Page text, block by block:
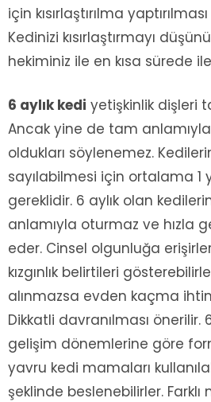
için kısırlaştırılma
Kedinizi kısırlaştırmayı
hekiminiz ile en kısa sürede
6 aylık kedi yetişkinlik dişleri
Ancak yine de tam
oldukları söylenemez.
sayılabilmesi için ortalama 1
gereklidir. 6 aylık olan
anlamıyla oturmaz ve hızla
eder. Cinsel olgunluğa
kızgınlık belirtileri
alınmazsa evden kaçma
Dikkatli davranılması önerilir.
gelişim dönemlerine göre
yavru kedi mamaları
şeklinde beslenebilirler.